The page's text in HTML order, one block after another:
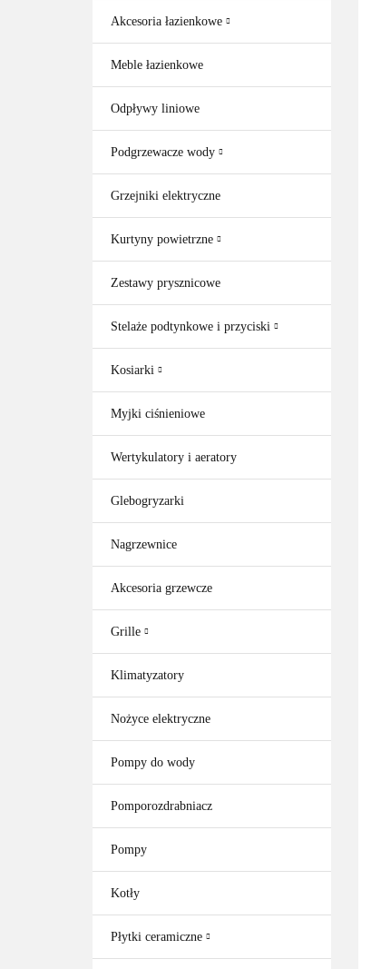
Akcesoria łazienkowe
Meble łazienkowe
Odpływy liniowe
Podgrzewacze wody
Grzejniki elektryczne
Kurtyny powietrzne
Zestawy prysznicowe
Stelaże podtynkowe i przyciski
Kosiarki
Myjki ciśnieniowe
Wertykulatory i aeratory
Glebogryzarki
Nagrzewnice
Akcesoria grzewcze
Grille
Klimatyzatory
Nożyce elektryczne
Pompy do wody
Pomporozdrabniacz
Pompy
Kotły
Płytki ceramiczne